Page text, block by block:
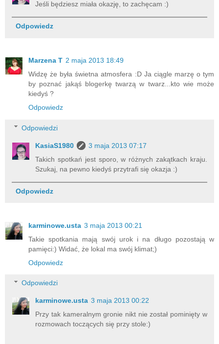
Jeśli będziesz miała okazję, to zachęcam :)
Odpowiedz
Marzena T 2 maja 2013 18:49
Widzę że była świetna atmosfera :D Ja ciągle marzę o tym
by poznać jakąś blogerkę twarzą w twarz...kto wie może
kiedyś ?
Odpowiedz
Odpowiedzi
KasiaS1980
3 maja 2013 07:17
Takich spotkań jest sporo, w różnych zakątkach kraju.
Szukaj, na pewno kiedyś przytrafi się okazja :)
Odpowiedz
karminowe.usta 3 maja 2013 00:21
Takie spotkania mają swój urok i na długo pozostają w
pamięci:) Widać, że lokal ma swój klimat;)
Odpowiedz
Odpowiedzi
karminowe.usta 3 maja 2013 00:22
Przy tak kameralnym gronie nikt nie został pominięty w
rozmowach toczących się przy stole:)